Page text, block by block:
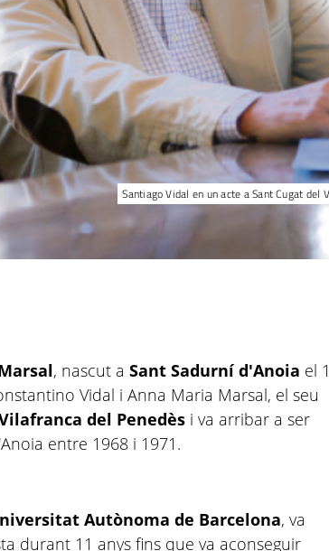
Santiago Vidal en un acte a Sant Cugat del
, nascut a Sant Sadurní d'Anoia el
Vidal i Anna Maria Marsal, el seu
del Penedès i va arribar a ser
entre 1968 i 1971.
Autònoma de Barcelona, va
durant 11 anys fins que va aconseguir